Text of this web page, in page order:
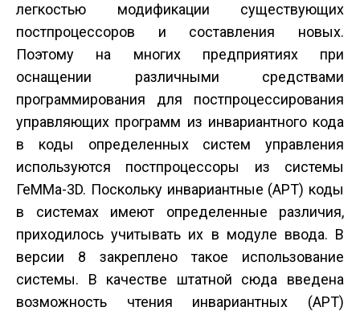
легкостью модификации существующих
постпроцессоров и составления новых.
Поэтому на многих предприятиях при
оснащении различными средствами
программирования для постпроцессирования
управляющих программ из инвариантного кода
в коды определенных систем управления
используются постпроцессоры из системы
ГеММа-3D. Поскольку инвариантные (АРТ) коды
в системах имеют определенные различия,
приходилось учитывать их в модуле ввода. В
версии 8 закреплено такое использование
системы. В качестве штатной сюда введена
возможность чтения инвариантных (АРТ)